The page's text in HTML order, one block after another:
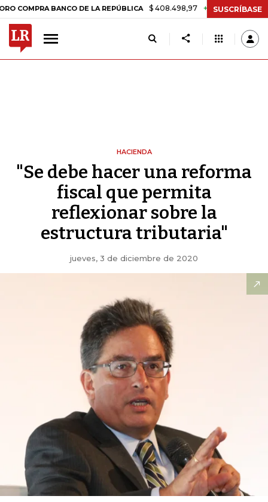
BANCO DE LA REPÚBLICA $ 408.498,97 +$ 8.753,81 +2,19%
SUSCRÍBASE
HACIENDA
"Se debe hacer una reforma
fiscal que permita
reflexionar sobre la
estructura tributaria"
jueves, 3 de diciembre de 2020